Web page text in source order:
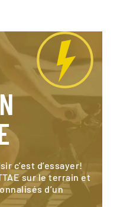
c’est d’essayer!
sur le terrain et
d’un